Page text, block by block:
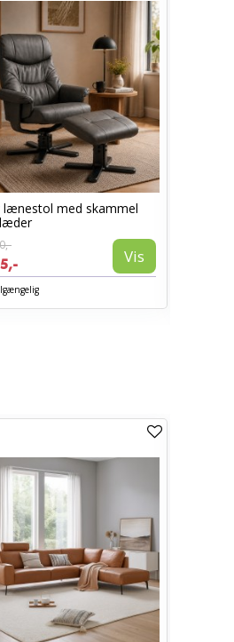
lænestol med skammel
Vis